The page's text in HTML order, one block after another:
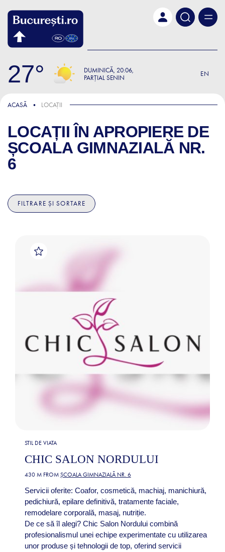
27 DUMINICĂ 20:06
PARȚIAL SENIN
EN
ACASĂ LOCAȚII
LOCAȚII ÎN APROPIERE DE
ȘCOALA GIMNAZIALĂ NR.
6
FILTRARE ȘI SORTARE
STIL DE VIATA
CHIC SALON NORDULUI
430 M FROM ȘCOALA GIMNAZIALĂ NR. 6
Servicii oferite: Coafor, cosmetică, machiaj, manichiură,
pedichiură, epilare definitivă, tratamente faciale,
remodelare corporală, masaj, nutriție.
De ce să îl alegi? Chic Salon Nordului combină
profesionalismul unei echipe experimentate cu utilizarea
unor produse și tehnologii de top, oferind servicii